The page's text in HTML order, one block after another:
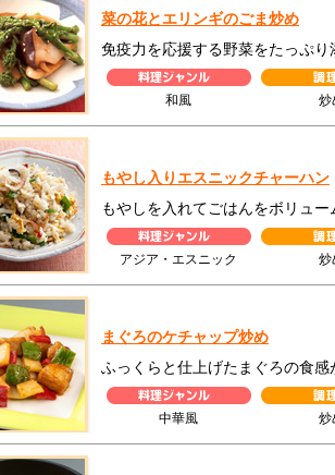
菜の花とエリンギのごま炒め
免疫力を応援する野菜をたっぷり
和風 炒
もやし入りエスニックチャーハン
もやしを入れてごはんをボリュ
アジア・エスニック 炒
まぐろのケチャップ炒め
ふっくらと仕上げたまぐろの食
中華風 炒